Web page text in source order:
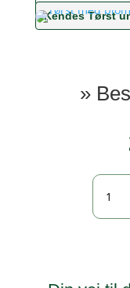
Kendes Tørst
»
Tørst